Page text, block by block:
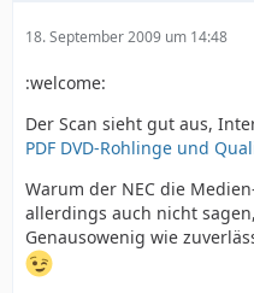
18. September 2009 um 14:48
:welcome:
Der Scan sieht gut aus,
PDF DVD-Rohlinge und
Warum der NEC die
allerdings auch nicht
Genausowenig wie